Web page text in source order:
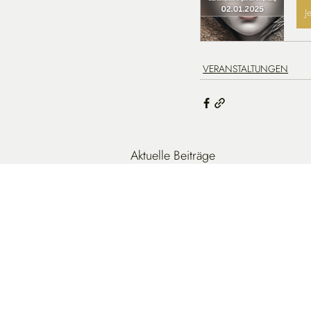
VERANSTALTUNGEN
Aktuelle Beiträge